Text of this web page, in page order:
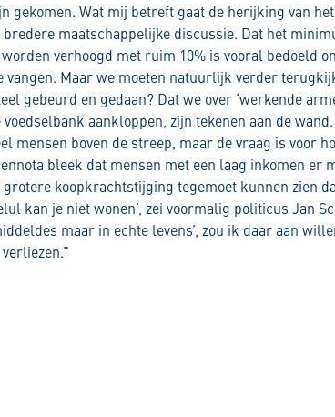
gekomen. Wat mij betreft gaat de herijking van
bredere maatschappelijke discussie. Dat het
verhoogd met ruim 10% is vooral bedoeld
vangen. Maar we moeten natuurlijk verder
gebeurd en gedaan? Dat we over ‘werkende
aankloppen, zijn tekenen aan de
mensen boven de streep, maar de vraag is voor
bleek dat mensen met een laag inkomen er
grotere koopkrachtstijging tegemoet kunnen zien
kan je niet wonen’, zei voormalig politicus Jan
maar in echte levens’, zou ik daar aan